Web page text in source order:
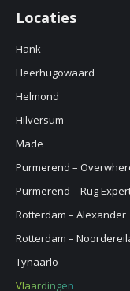
Locaties
Hank
Heerhugowaard
Helmond
Hilversum
Made
Purmerend –
Purmerend – Rug
Rotterdam – Alexander
Rotterdam –
Tynaarlo
Vlaardingen